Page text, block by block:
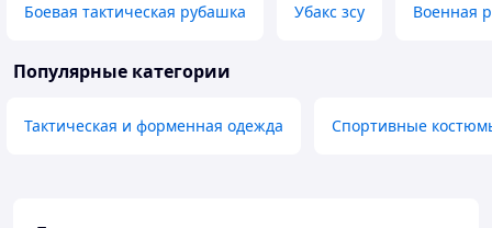
Боевая тактическая рубашка Убакс зсу Военная
Популярные категории
Тактическая и форменная одежда Спортивные